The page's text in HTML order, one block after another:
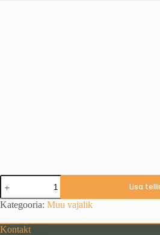
Peibutuskuju,
part
4
kogus
Lisa
Kategooria: Muu vajalik
Kontakt